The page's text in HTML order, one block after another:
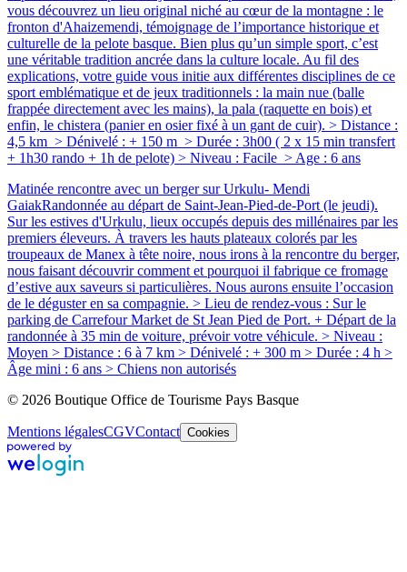
vous découvrez un lieu original niché au cœur de la montagne : le
fronton d'Ahaizemendi, témoignage de l’importance historique et
culturelle de la pelote basque. Bien plus qu’un simple sport, c’est
une véritable tradition ancrée dans la culture locale. Au fil des
explications, votre guide vous initie aux différentes disciplines de ce
sport emblématique et de jeux traditionnels : la main nue (balle
frappée directement avec les mains), la pala (raquette en bois) et
enfin, le chistera (panier en osier fixé à un gant de cuir). > Distance :
4,5 km > Dénivelé : + 150 m > Durée : 3h00 ( 2 x 15 min transfert
+ 1h30 rando + 1h de pelote) > Niveau : Facile > Age : 6 ans
Matinée rencontre avec un berger sur Urkulu- Mendi
GaiakRandonnée au départ de Saint-Jean-Pied-de-Port (le jeudi).
Sur les estives d'Urkulu, lieux occupés depuis des millénaires par les
premiers éleveurs. À travers les hauts plateaux colorés par les
troupeaux de Manex à tête noire, nous irons à la rencontre du berger,
nous faisant découvrir comment et pourquoi il fabrique ce fromage
d’estive aux saveurs si particulières. Nous aurons ensuite l’occasion
de le déguster en sa compagnie. > Lieu de rendez-vous : Sur le
parking de Carrefour Market de St Jean Pied de Port. + Départ de la
randonnée à 35 min de voiture, prévoir votre véhicule. > Niveau :
Moyen > Distance : 6 à 7 km > Dénivelé : + 300 m > Durée : 4 h >
Âge mini : 6 ans > Chiens non autorisés
© 2026 Boutique Office de Tourisme Pays Basque
Mentions légalesCGVContact Cookies